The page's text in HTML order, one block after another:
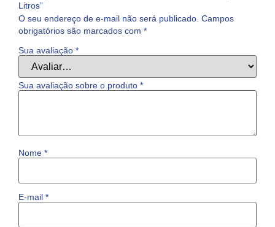
Litros”
O seu endereço de e-mail não será publicado. Campos
obrigatórios são marcados com *
Sua avaliação *
Sua avaliação sobre o produto *
Nome *
E-mail *